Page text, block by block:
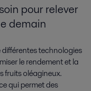
pour relever
demain
technologies
le rendement et la
fruits oléagineux.
qui permet des